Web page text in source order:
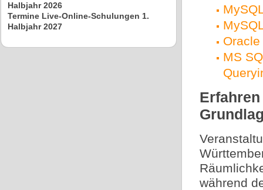
Halbjahr 2026
Termine Live-Online-Schulungen 1.
Halbjahr 2027
MS
während